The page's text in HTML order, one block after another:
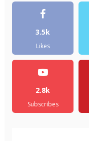
3.5k
Likes
2.8k
Subscribes